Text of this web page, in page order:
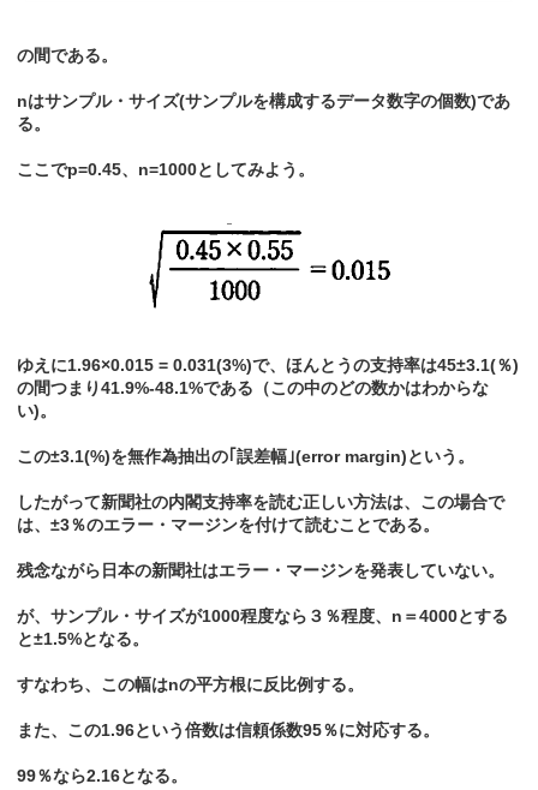
の間である。
nはサンプル・サイズ(サンプルを構成するデータ数字の個数)であ
る。
ここでp=0.45、n=1000としてみよう。
ゆえに1.96×0.015 = 0.031(3%)で、ほんとうの支持率は45±3.1(％)
の間つまり41.9%-48.1%である（この中のどの数かはわからな
い)。
この±3.1(%)を無作為抽出の｢誤差幅｣(error margin)という。
したがって新聞社の内閣支持率を読む正しい方法は、この場合で
は、±3％のエラー・マージンを付けて読むことである。
残念ながら日本の新聞社はエラー・マージンを発表していない。
が、サンプル・サイズが1000程度なら３％程度、n＝4000とする
と±1.5%となる。
すなわち、この幅はnの平方根に反比例する。
また、この1.96という倍数は信頼係数95％に対応する。
99％なら2.16となる。